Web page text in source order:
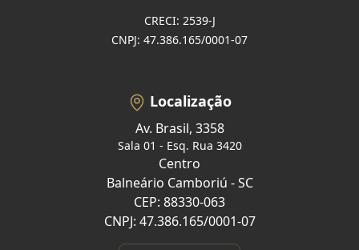
CRECI: 2539-J
CNPJ: 47.386.165/0001-07
Localização
Av. Brasil, 3358
Sala 01 - Esq. Rua 3420
Centro
Balneário Camboriú - SC
CEP: 88330-063
CNPJ: 47.386.165/0001-07